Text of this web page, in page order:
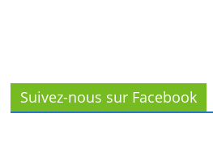
Suivez-nous sur Facebook